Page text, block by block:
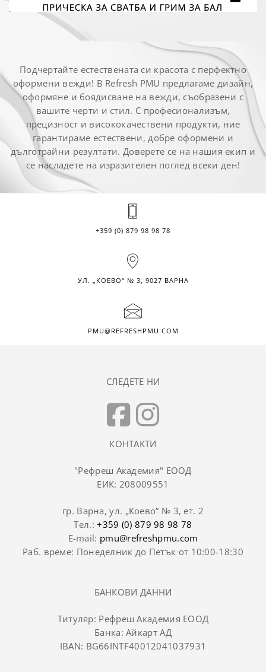
Подчертайте естествената си красота с перфектно
оформени вежди! В Refresh PMU предлагаме дизайн,
оформяне и боядисване на вежди, съобразени с
вашите черти и стил. С професионализъм,
прецизност и висококачествени продукти, ние
гарантираме естествени, добре оформени и
дълготрайни резултати. Доверете се на нашия екип и
се насладете на изразителен поглед всеки ден!
+359 (0) 879 98 98 78
УЛ. „КОЕВО“ № 3, 9027 ВАРНА
PMU@REFRESHPMU.COM
СЛЕДЕТЕ НИ
КОНТАКТИ
"Рефреш Академия" ЕООД
ЕИК: 208009551
гр. Варна, ул. „Коево“ № 3, ет. 2
Тел.:+359 (0) 879 98 98 78
E-mail: pmu@refreshpmu.com
Раб. време: Понеделник до Петък от 10:00-18:30
БАНКОВИ ДАННИ
Титуляр: Рефреш Академия ЕООД
Банка: Айкарт АД
IBAN: BG66INTF40012041037931